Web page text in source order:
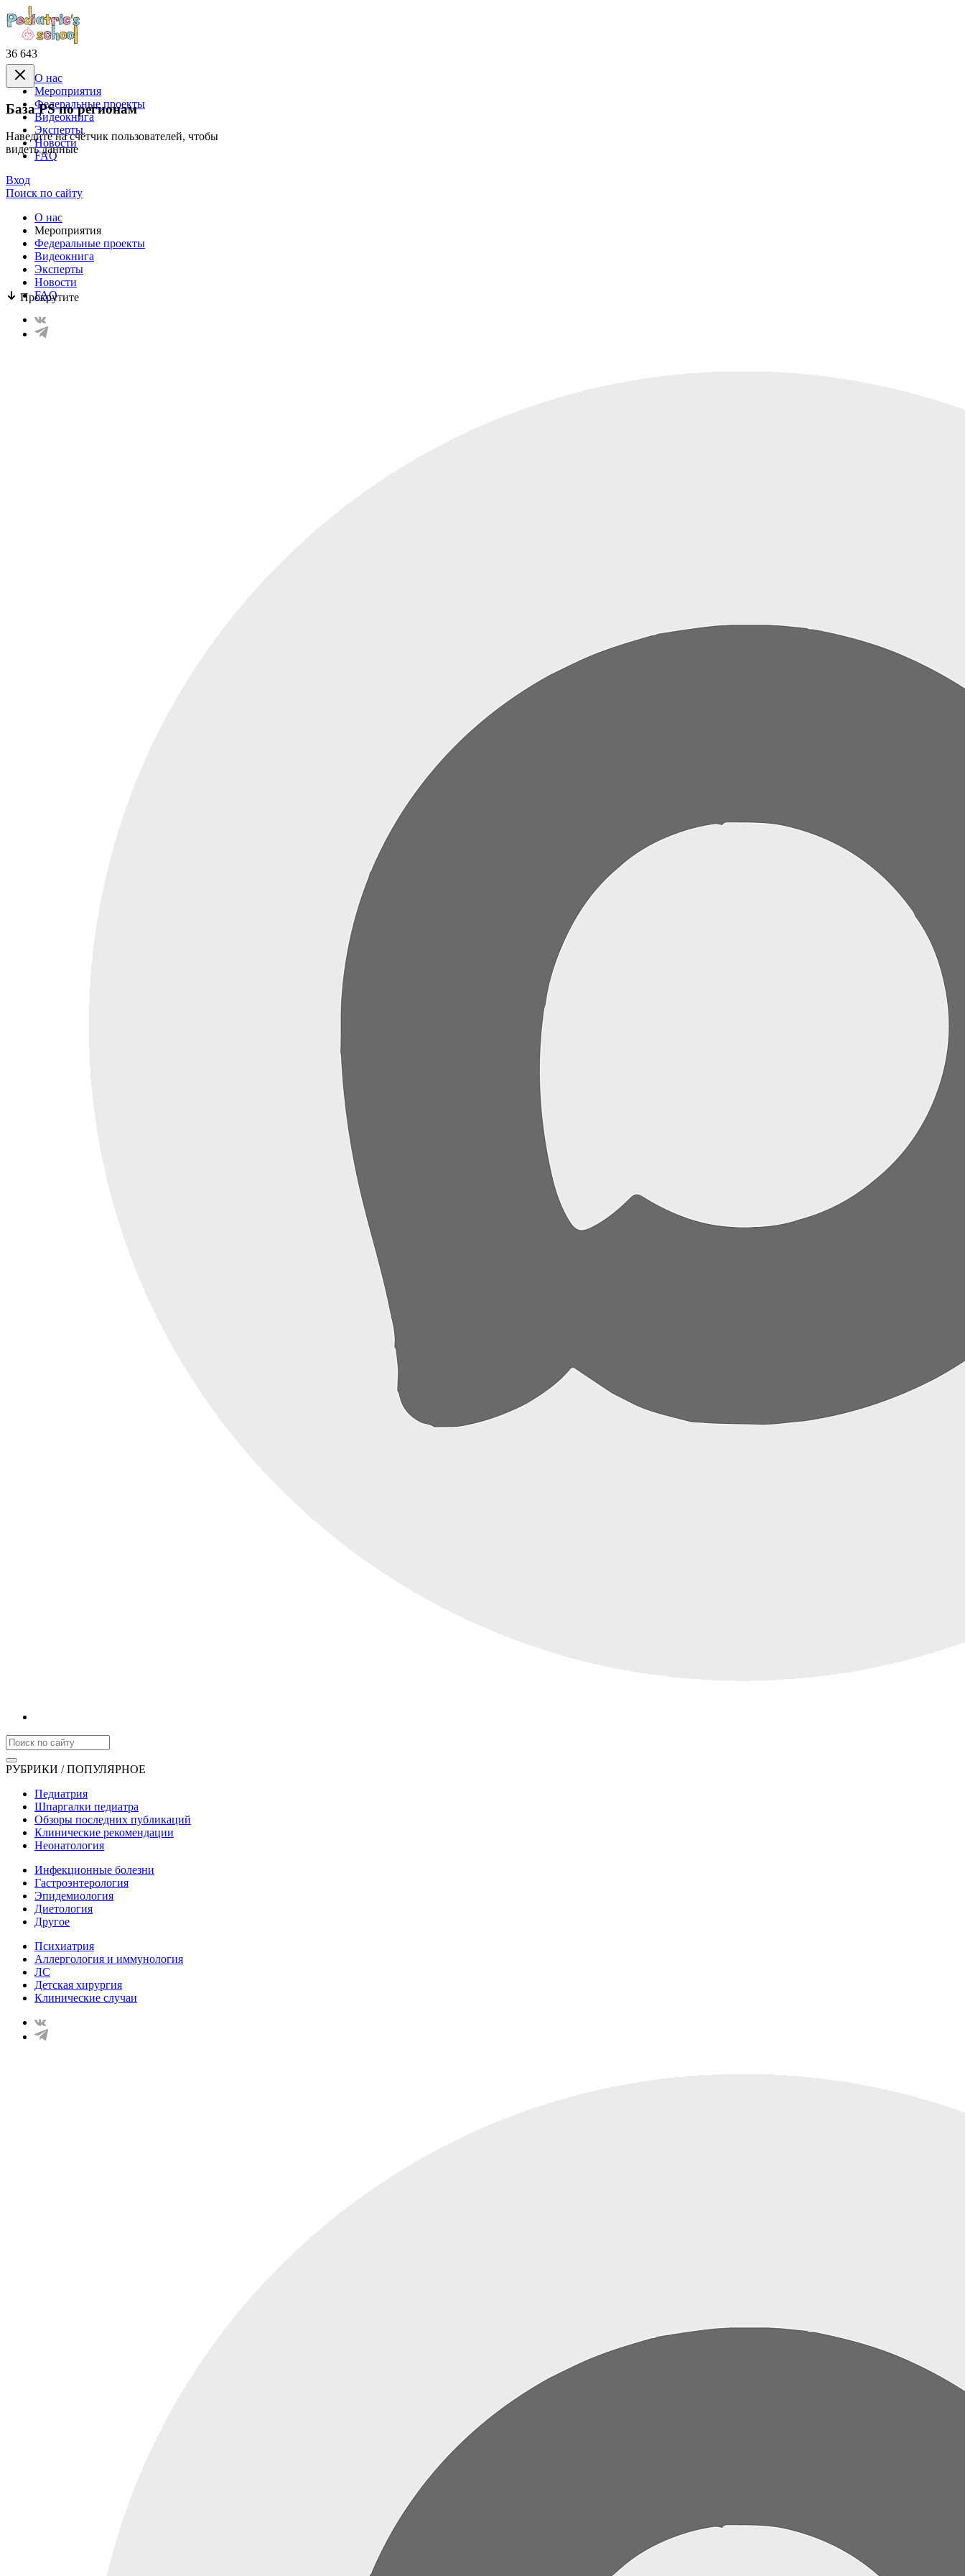
36 643
База PS по регионам
Наведите на счётчик пользователей, чтобы
видеть данные
Прокрутите
О нас
Mероприятия
Федеральные проекты
Видеокнига
Эксперты
Новости
FAQ
Вход
Поиск по сайту
О нас
Mероприятия
Федеральные проекты
Видеокнига
Эксперты
Новости
FAQ
РУБРИКИ / ПОПУЛЯРНОЕ
Педиатрия
Шпаргалки педиатра
Обзоры последних публикаций
Клинические рекомендации
Неонатология
Инфекционные болезни
Гастроэнтерология
Эпидемиология
Диетология
Другое
Психиатрия
Аллергология и иммунология
ЛС
Детская хирургия
Клинические случаи